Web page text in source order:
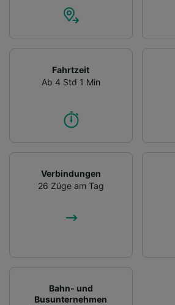
Fahrtzeit
Ab 4 Std 1 Min
Verbindungen
26 Züge am Tag
Bahn- und
Busunternehmen